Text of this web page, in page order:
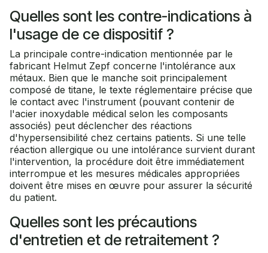
Quelles sont les contre-indications à
l'usage de ce dispositif ?
La principale contre-indication mentionnée par le
fabricant Helmut Zepf concerne l'intolérance aux
métaux. Bien que le manche soit principalement
composé de titane, le texte réglementaire précise que
le contact avec l'instrument (pouvant contenir de
l'acier inoxydable médical selon les composants
associés) peut déclencher des réactions
d'hypersensibilité chez certains patients. Si une telle
réaction allergique ou une intolérance survient durant
l'intervention, la procédure doit être immédiatement
interrompue et les mesures médicales appropriées
doivent être mises en œuvre pour assurer la sécurité
du patient.
Quelles sont les précautions
d'entretien et de retraitement ?